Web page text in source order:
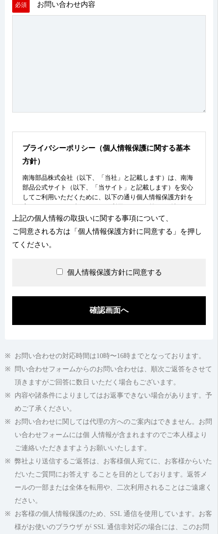
必須 お問い合わせ内容
プライバシーポリシー（個人情報保護に関する基本
方針）
南海部品株式会社（以下、「当社」と記載します）は、南海
部品公式サイト（以下、「当サイト」と記載します）を安心
してご利用いただくために、以下の通り個人情報保護方針を
定めております。当サイトをご利用いただく前にご確認くだ
さるようお願いいたします。
個人情報とは
個人情報とは、個人に関する情報であり、氏名、生年月日、
性別、電話番号、電子メールアドレス、職業、勤務先等、特
ついては、お客様が当社のサイトを通じて商品の購入、当社
伺いするにあたっては、当社がお客様の同意を得ることな
く、お知らせした以外の目的でお客様の個人情報を利用する
ことはありません。
個人情報の第三者への開示
当社は、個人情報を本人の許可無く他の事業者や個人などの
第三者に提供および公開することはありません。ただし、以
下に該当する場合はその限りではありません。
情報提供について本人の同意がある場合
官公庁等の公的機関から法令に基づき開示を求められた場
本サイトの運営に関する業務提携先に対して個人情報を開
示する場合。ただし、この場合に開示する情報は必要な範
囲のみに限定し、開示先に対して契約等により個人情報の
当社は、お客様ご自身の個人情報の照会、変更、修正等を希
望される場合には、速やかに対応いたします。その際、第三
者による個人情報の不正な取得、改ざん等を防止するため、
上記の個人情報の取扱いに関する事項について、
ご同意される方は「個人情報保護方針に同意する」を押し
てください。
個人情報保護方針に同意する
お問い合わせの対応時間は10時〜16時までとなっております。
問い合わせフォームからのお問い合わせは、順次ご返答をさせて
頂きますがご回答に数日 いただく場合もございます。
内容や諸条件によりましてはお返事できない場合があります。予
めご了承ください。
お問い合わせに関しては代理の方へのご案内はできません。お問
い合わせフォームには個 人情報が含まれますのでご本人様より
ご連絡いただきますようお願いいたします。
弊社より送信するご返答は、お客様個人宛てに、お客様からいた
だいたご質問にお答えす ることを目的としております。返答メ
ールの一部または全体を転用や、二次利用されることはご遠慮く
ださい。
お客様の個人情報保護のため、SSL 通信を使用しています。お客
様がお使いのブラウザ が SSL 通信非対応の場合には、このお問